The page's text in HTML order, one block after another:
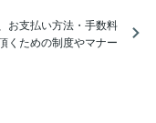
お支払い方法・手数料
くための制度やマナー